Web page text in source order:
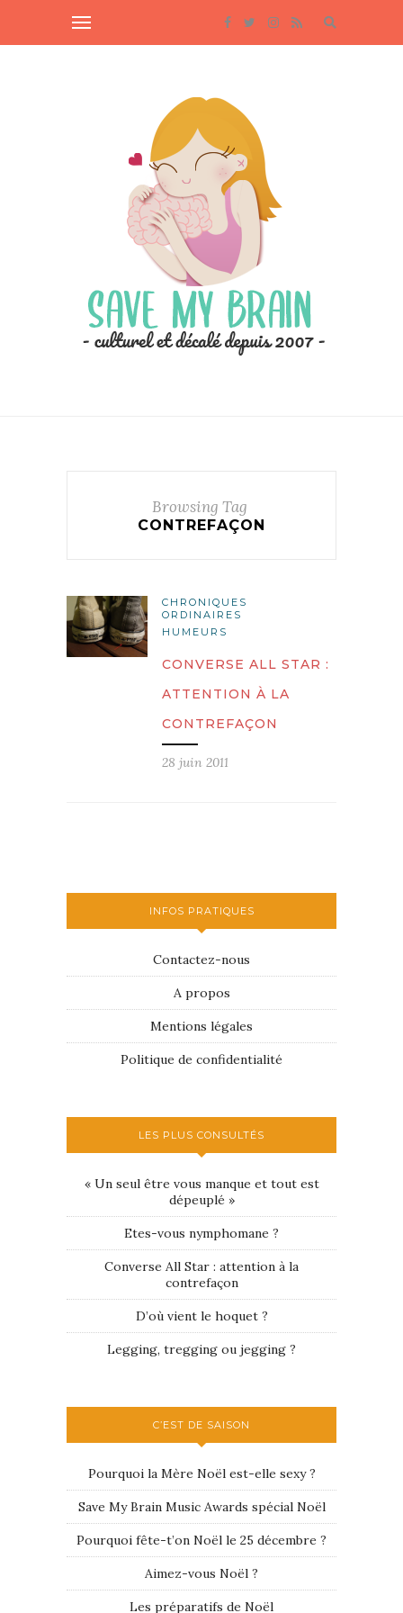
Browsing Tag
CONTREFAÇON
CHRONIQUES
ORDINAIRES
HUMEURS
CONVERSE ALL STAR :
ATTENTION À LA
CONTREFAÇON
28 juin 2011
INFOS PRATIQUES
Contactez-nous
A propos
Mentions légales
Politique de confidentialité
LES PLUS CONSULTÉS
« Un seul être vous manque et tout est
dépeuplé »
Etes-vous nymphomane ?
Converse All Star : attention à la
contrefaçon
D’où vient le hoquet ?
Legging, tregging ou jegging ?
C’EST DE SAISON
Pourquoi la Mère Noël est-elle sexy ?
Save My Brain Music Awards spécial Noël
Pourquoi fête-t’on Noël le 25 décembre ?
Aimez-vous Noël ?
Les préparatifs de Noël